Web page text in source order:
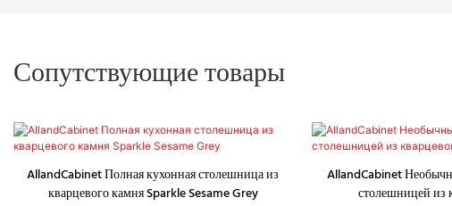
Сопутствующие товары
AllandCabinet Полная кухонная столешница из
кварцевого камня Sparkle Sesame Grey
AllandCabinet
столешницей из